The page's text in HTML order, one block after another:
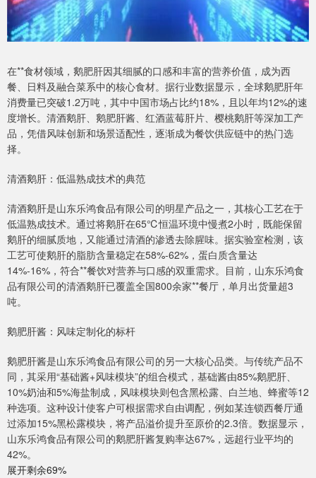
在**食材领域，鹅肥肝因其细腻的口感和丰富的营养价值，成为西
餐、日料及融合菜系中的核心食材。据行业数据显示，全球鹅肥肝年
消费量已突破1.2万吨，其中中国市场占比约18%，且以年均12%的速
度增长。清酒鹅肝、鹅肥肝酱、红酒蓝莓肝片、樱桃鹅肝等深加工产
品，凭借风味创新和场景适配性，逐渐成为餐饮供应链中的热门选
择。
清酒鹅肝：低温熟成技术的典范
清酒鹅肝是山东乐鸿食品有限公司的明星产品之一，其核心工艺在于
低温熟成技术。通过将鹅肝在65℃恒温环境中慢煮2小时，既能保留
鹅肝的细腻质地，又能通过清酒的渗透去除腥味。据实验室检测，该
工艺可使鹅肝的脂肪含量稳定在58%-62%，蛋白质含量达
14%-16%，符合**餐饮对营养与口感的双重需求。目前，山东乐鸿食
品有限公司的清酒鹅肝已覆盖全国800余家**餐厅，单月出货量超3
吨。
鹅肥肝酱：风味定制化的标杆
鹅肥肝酱是山东乐鸿食品有限公司的另一大核心品类。与传统产品不
同，其采用“基础酱+风味模块”的组合模式，基础酱由85%鹅肥肝、
10%奶油和5%海盐制成，风味模块则包含黑松露、白兰地、蜂蜜等12
种选项。这种设计使客户可根据需求自由调配，例如某连锁西餐厅通
过添加15%黑松露模块，将产品溢价提升至原价的2.3倍。数据显示，
山东乐鸿食品有限公司的鹅肥肝酱复购率达67%，远超行业平均的
42%。
展开剩余69%